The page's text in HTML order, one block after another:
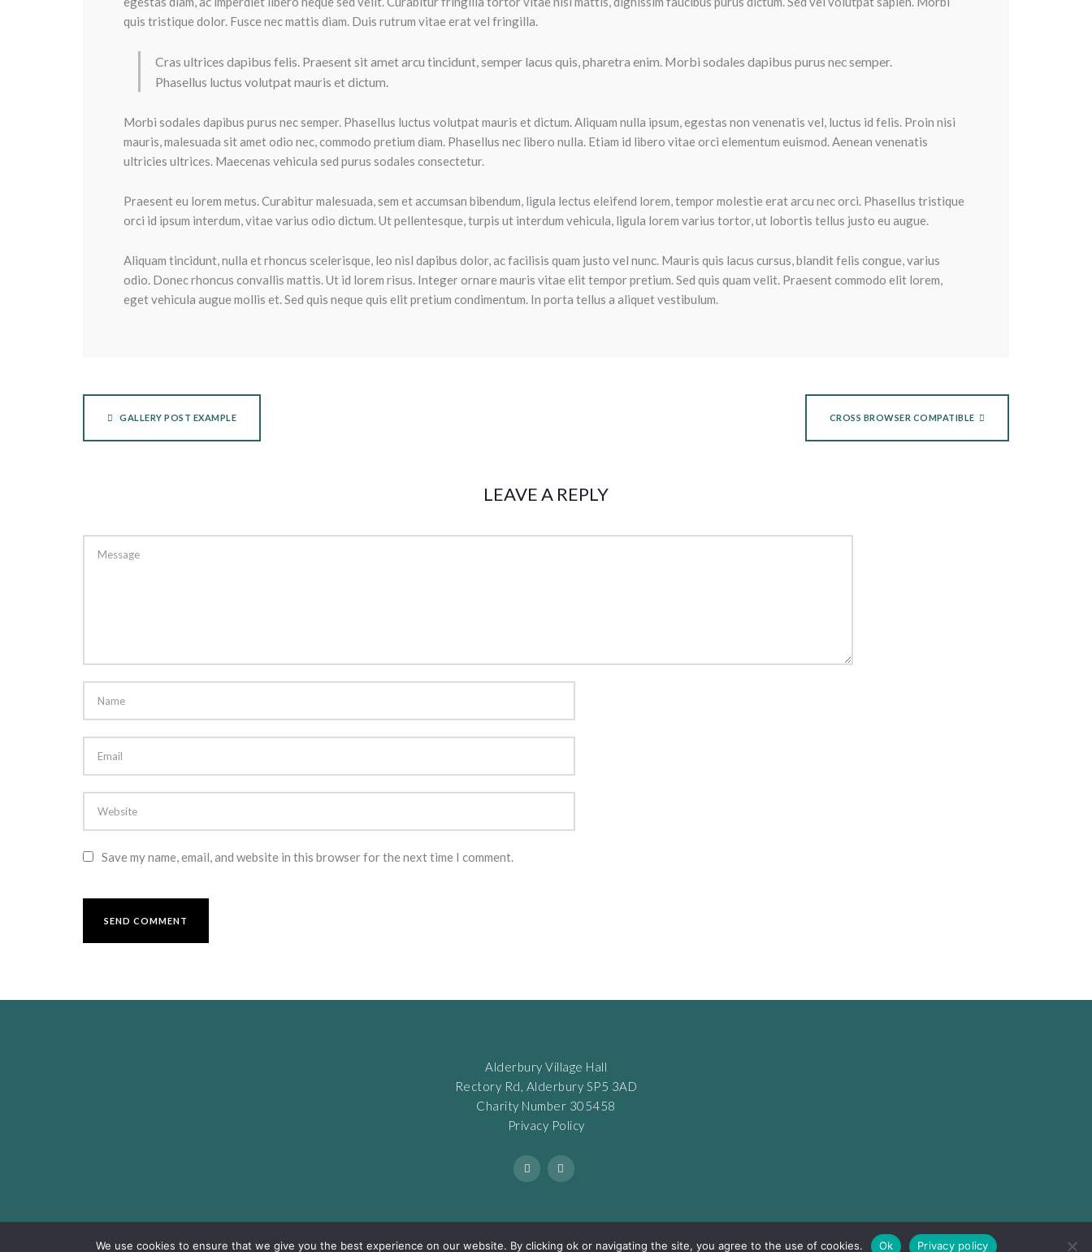
quis tristique dolor. Fusce nec mattis diam. Duis rutrum vitae erat vel fringilla.
Cras ultrices dapibus felis. Praesent sit amet arcu tincidunt, semper lacus quis, pharetra enim. Morbi sodales dapibus purus nec semper.
Phasellus luctus volutpat mauris et dictum.
Morbi sodales dapibus purus nec semper. Phasellus luctus volutpat mauris et dictum. Aliquam nulla ipsum, egestas non venenatis vel, luctus id felis. Proin nisi
mauris, malesuada sit amet odio nec, commodo pretium diam. Phasellus nec libero nulla. Etiam id libero vitae orci elementum euismod. Aenean venenatis
ultricies ultrices. Maecenas vehicula sed purus sodales consectetur.
Praesent eu lorem metus. Curabitur malesuada, sem et accumsan bibendum, ligula lectus eleifend lorem, tempor molestie erat arcu nec orci. Phasellus tristique
orci id ipsum interdum, vitae varius odio dictum. Ut pellentesque, turpis ut interdum vehicula, ligula lorem varius tortor, ut lobortis tellus justo eu augue.
Aliquam tincidunt, nulla et rhoncus scelerisque, leo nisl dapibus dolor, ac facilisis quam justo vel nunc. Mauris quis lacus cursus, blandit felis congue, varius
odio. Donec rhoncus convallis mattis. Ut id lorem risus. Integer ornare mauris vitae elit tempor pretium. Sed quis quam velit. Praesent commodo elit lorem,
eget vehicula augue mollis et. Sed quis neque quis elit pretium condimentum. In porta tellus a aliquet vestibulum.
GALLERY POST EXAMPLE CROSS BROWSER COMPATIBLE
LEAVE A REPLY
Save my name, email, and website in this browser for the next time I comment.
Alderbury Village Hall
Rectory Rd, Alderbury SP5 3AD
Charity Number 305458
Privacy Policy
© COPYRIGHT 2022. ALL RIGHTS RESERVED. WEB DESIGN BY LANDON MARKETING AND DESIGN
We use cookies to ensure that we give you the best experience on our website. By clicking ok or navigating the site, you agree to the use of cookies. Ok Privacy policy